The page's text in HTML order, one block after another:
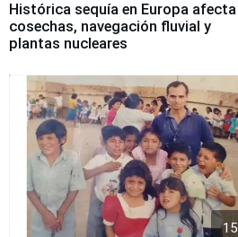
Histórica sequía en Europa afecta
cosechas, navegación fluvial y
plantas nucleares
15